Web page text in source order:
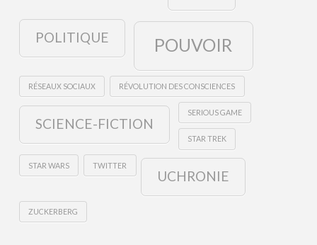
POLITIQUE POUVOIR
RÉSEAUX SOCIAUX RÉVOLUTION DES CONSCIENCES
SCIENCE-FICTION
SERIOUS GAME
STAR TREK
STAR WARS TWITTER
UCHRONIE
ZUCKERBERG